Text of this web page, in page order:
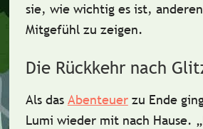
sie, wie wichtig es ist,
Mitgefühlzu zeigen.
Die Rückkehr nach
Als das Abenteuerzu Ende
Lumi wieder mit nach Hause.